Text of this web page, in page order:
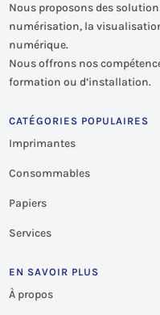
Nous proposons des
numérisation, la
numérique.
Nous offrons nos
formation ou d’installation.
CATÉGORIES POPULAIRES
Imprimantes
Consommables
Papiers
Services
EN SAVOIR PLUS
À propos